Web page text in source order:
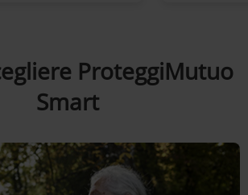
ProteggiMutuo
Smart